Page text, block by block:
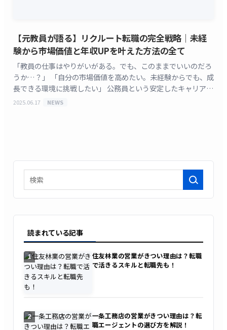
【元教員が語る】リクルート転職の完全戦略｜未経
験から市場価値と年収UPを叶えた方法の全て
「教員の仕事はやりがいがある。でも、このままでいいのだろ
うか…？」 「自分の市場価値を高めたい。未経験からでも、成
長できる環境に挑戦したい」 公務員という安定したキャリアを
持つ教員の方々から、私たち「攻めキャリエージェン
2025.06.17 NEWS
検索
読まれている記事
1
住友林業の営業がきつい理由は？転職
で活きるスキルと転職先も！
2
一条工務店の営業がきつい理由は？転
職エージェントの選び方を解説！